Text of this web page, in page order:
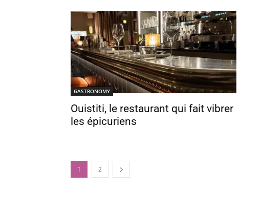
GASTRONOMY
Ouistiti, le restaurant qui fait vibrer
les épicuriens
1 2